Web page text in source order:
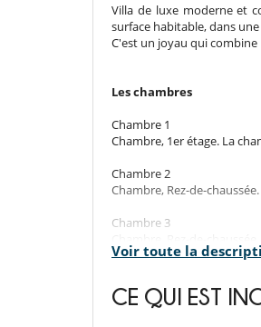
Villa de luxe moderne et
surface habitable, dans
C'est un joyau qui combine
Les chambres
Chambre 1
Chambre, 1er étage. La
Chambre 2
Chambre, Rez-de-
Chambre 3
Chambre, Rez-de-
Voir toute la
CE QUI EST